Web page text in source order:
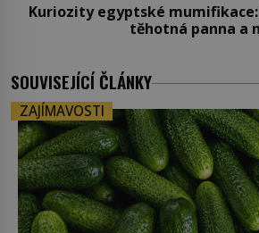
Kuriozity egyptské
těhotná panna a
SOUVISEJÍCÍ ČLÁNKY
ZAJÍMAVOSTI